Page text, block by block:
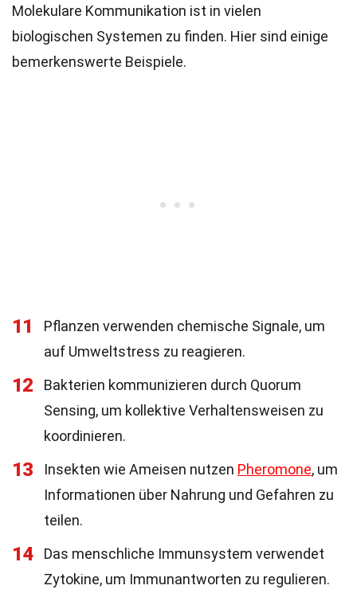
Molekulare Kommunikation ist in vielen
biologischen Systemen zu finden. Hier sind einige
bemerkenswerte Beispiele.
11
Pflanzen verwenden chemische Signale, um
auf Umweltstress zu reagieren.
12
Bakterien kommunizieren durch Quorum
Sensing, um kollektive Verhaltensweisen zu
koordinieren.
13 Insekten wie Ameisen nutzen Pheromone, um
Informationen über Nahrung und Gefahren zu
teilen.
14
Das menschliche Immunsystem verwendet
Zytokine, um Immunantworten zu regulieren.